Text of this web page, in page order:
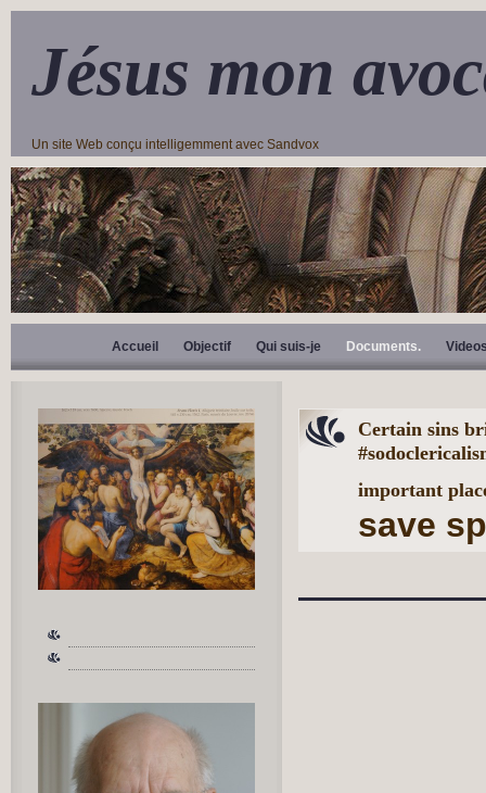
Jésus mon
Un site Web conçu intelligemment avec Sandvox
Accueil Objectif Qui suis-je Documents.
Certain sins
important
save